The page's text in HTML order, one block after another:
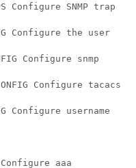
Configure SNMP trap
Configure the user
Configure snmp
Configure tacacs
Configure username
Configure aaa